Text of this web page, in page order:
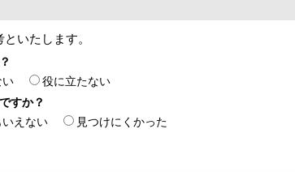
いたします。
い
役に立たない
すか？
いえない 見つけにくかった